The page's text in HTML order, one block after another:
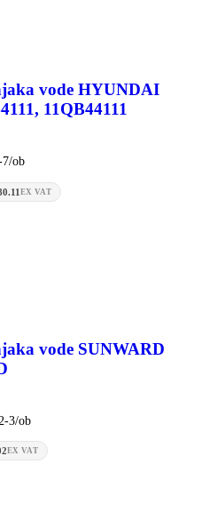
vode HYUNDAI
11QB44111
ob
EX VAT
vode SUNWARD
3/ob
EX VAT